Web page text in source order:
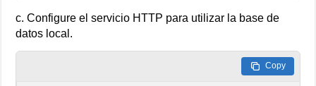
c. Configure el servicio HTTP para utilizar la base de
datos local.
Copy